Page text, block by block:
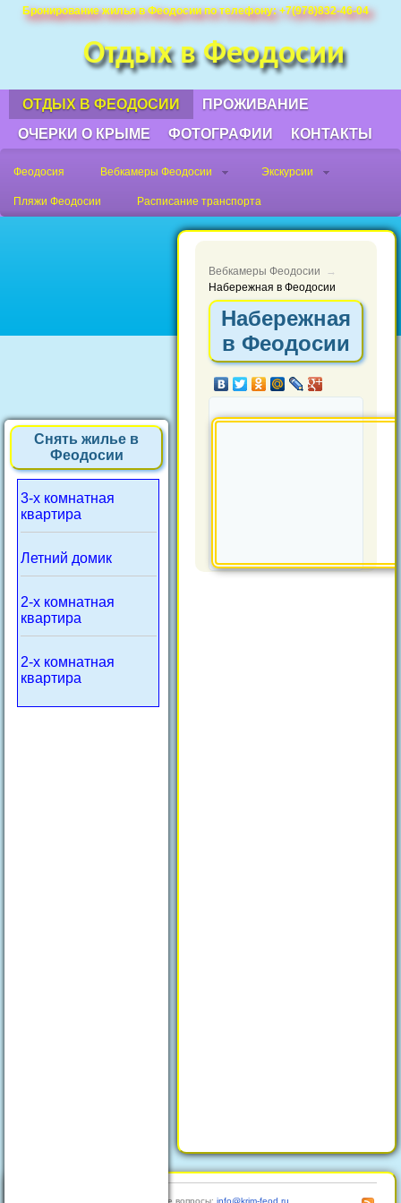
Отдых в Феодосии
Бронирование жилья в Феодосии по телефону: +7(978)832-46-04
Недорого снять жилье, квртиру в
частном секторе, посуточно или на
длительный срок.
ОТДЫХ В ФЕОДОСИИ
ПРОЖИВАНИЕ
ОЧЕРКИ О КРЫМЕ
ФОТОГРАФИИ КОНТАКТЫ
Феодосия Вебкамеры Феодосии Экскурсии
Пляжи Феодосии Расписание транспорта
Снять жилье в
Феодосии
3-х комнатная
квартира
Летний домик
2-х комнатная
квартира
2-х комнатная
квартира
Вебкамеры Феодосии
→
Набережная в Феодосии
Набережная
в Феодосии
Любые вопросы: info@krim-feod.ru